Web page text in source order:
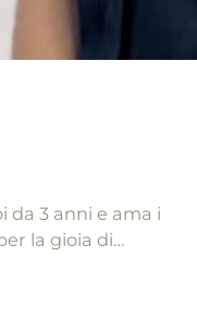
da 3 anni e ama i
la gioia di…